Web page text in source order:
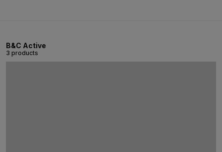
B&C Active
3 products